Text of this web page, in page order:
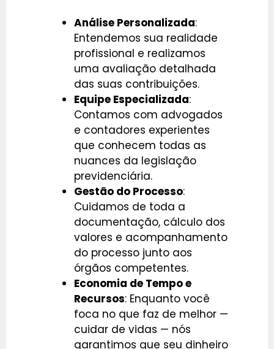
Análise Personalizada:
Entendemos sua realidade
profissional e realizamos
uma avaliação detalhada
das suas contribuições.
Equipe Especializada:
Contamos com advogados
e contadores experientes
que conhecem todas as
nuances da legislação
previdenciária.
Gestão do Processo:
Cuidamos de toda a
documentação, cálculo dos
valores e acompanhamento
do processo junto aos
órgãos competentes.
Economia de Tempo e
Recursos: Enquanto você
foca no que faz de melhor —
cuidar de vidas — nós
garantimos que seu dinheiro